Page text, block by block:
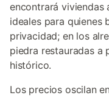
encontrará viviendas
ideales para quienes
privacidad; en los
piedra restauradas a
histórico.
Los precios oscilan